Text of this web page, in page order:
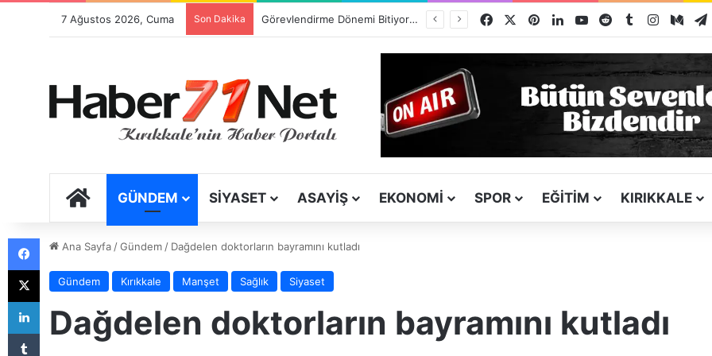
7 Ağustos 2026, Cuma Son Dakika Kız Kardeşini Öldüren Firari Mandırada Yakalandı Facebook PinterestLinkedInYouTubeRedditTumblrInstagram
ANA SAYFA
GÜNDEM SIYASET ASAYIŞ EKONOMI SPOR EĞITIM KIRIKKALE
Ana Sayfa/Gündem/ Dağdelen doktorların bayramını kutladı
Gündem Kırıkkale Manşet Sağlık Siyaset
Dağdelen doktorların bayramını kutladı
Tumblr